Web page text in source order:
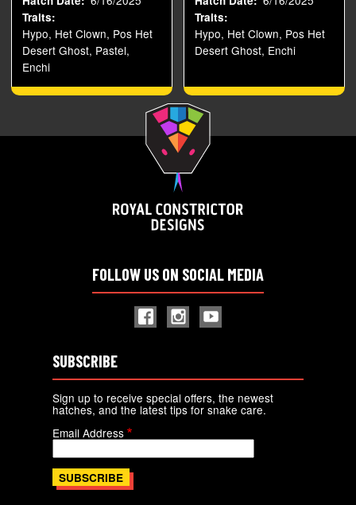
Traits
Hypo, Het Clown, Pos Het
Desert Ghost, Pastel,
Enchi
Traits
Hypo, Het Clown, Pos Het
Desert Ghost, Enchi
FOLLOW US ON SOCIAL MEDIA
SUBSCRIBE
Sign up to receive special offers, the newest
hatches, and the latest tips for snake care.
Email Address